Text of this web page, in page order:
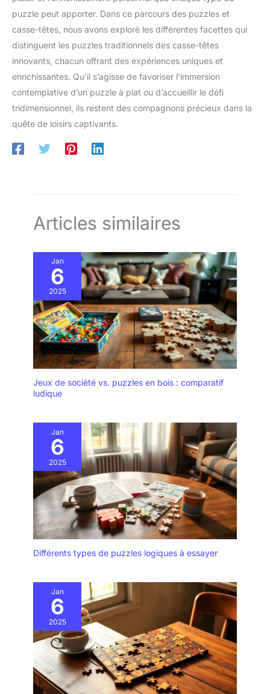
puzzle peut apporter. Dans ce parcours des puzzles et
casse-têtes, nous avons exploré les différentes facettes qui
distinguent les puzzles traditionnels des casse-têtes
innovants, chacun offrant des expériences uniques et
enrichissantes. Qu’il s’agisse de favoriser l’immersion
contemplative d’un puzzle à plat ou d’accueillir le défi
tridimensionnel, ils restent des compagnons précieux dans la
quête de loisirs captivants.
Articles similaires
Jan
6
2025
Jeux de société vs. puzzles en bois : comparatif
ludique
Jan
6
2025
Différents types de puzzles logiques à essayer
Jan
6
2025